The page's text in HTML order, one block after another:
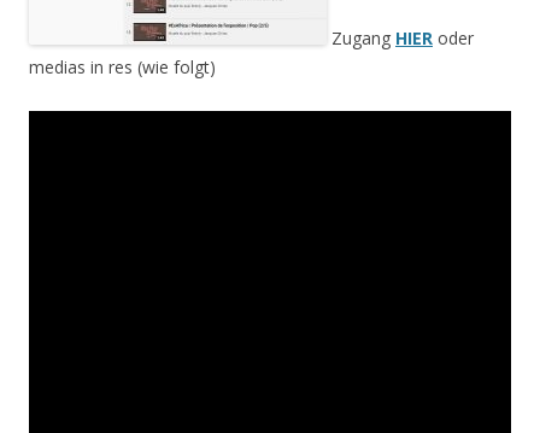
Zugang HIER oder
medias in res (wie folgt)